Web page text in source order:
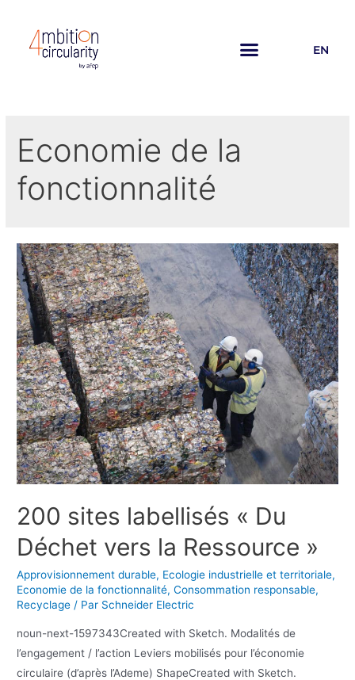
EN
Economie de la
fonctionnalité
200 sites labellisés « Du
Déchet vers la Ressource »
Approvisionnement durable, Ecologie industrielle et territoriale,
Economie de la fonctionnalité,Consommation responsable,
Recyclage / Par Schneider Electric
noun-next-1597343Created with Sketch. Modalités de
l’engagement / l’action Leviers mobilisés pour l’économie
circulaire (d’après l’Ademe) ShapeCreated with Sketch.